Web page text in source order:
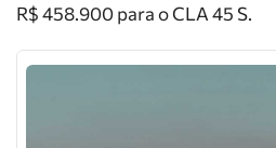
R$ 458.900 para o CLA 45 S.